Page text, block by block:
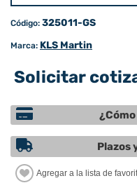
Código: 325011-GS
Marca: KLS Martin
Solicitar
Plazos